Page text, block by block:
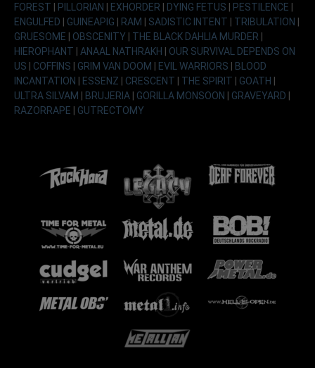
FOREST | PILLORIAN | EXHORDER | DYING FETUS | PESTILENCE |
ENGULFED | GUINEAPIG | RAM | SADISTIC INTENT | TRIBULATION |
GRUESOME | OBSCENITY | THE BLACK DAHLIA MURDER |
HIEROPHANT | ANAAL NATHRAKH | OUR SURVIVAL DEPENDS ON
US | COFFINS | GRIM VAN DOOM | EVIL WARRIORS | BLOOD
INCANTATION | ESSENZ | CRESCENT | THE SPIRIT | GOATH |
ULTRA SILVAM | BRUJERIA | GORILLA MONSOON | GRAVEYARD |
RAZORRAPE | GUTRECTOMY